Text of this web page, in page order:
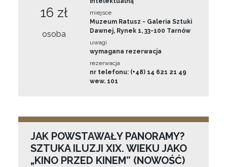
16 zł
osoba
miejsce
Muzeum Ratusz - Galeria Sztuki
Dawnej, Rynek 1, 33-100 Tarnów
uwagi
wymagana rezerwacja
rezerwacja
nr telefonu: (+48) 14 621 21 49
wew. 101
JAK POWSTAWAŁY PANORAMY?
SZTUKA ILUZJI XIX. WIEKU JAKO
„KINO PRZED KINEM” (NOWOŚĆ)